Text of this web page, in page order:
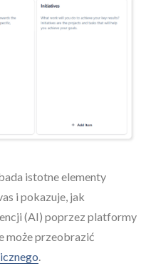
istotne elementy
i pokazuje, jak
(AI) poprzez platformy
może przeobrazić
.